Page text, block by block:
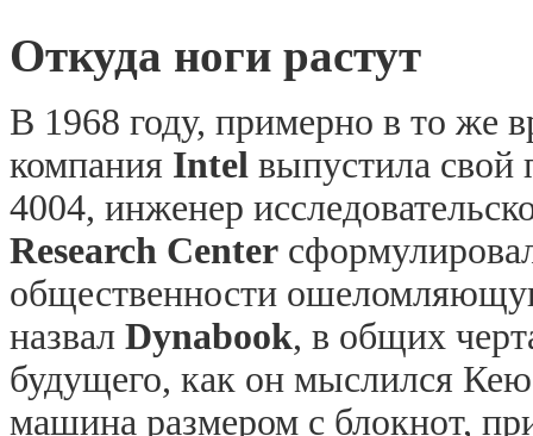
Откуда ноги растут
В 1968 году, примерно в то же
компания Intel выпустила свой
4004, инженер
Research Center
общественности
назвал Dynabook, в общих
будущего, как он мыслился
машина размером с блокнот,